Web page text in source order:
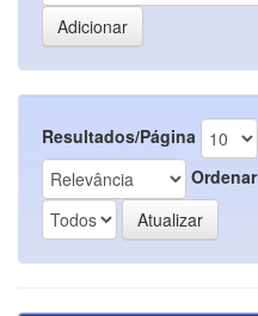
Resultados/Página
Ordenar